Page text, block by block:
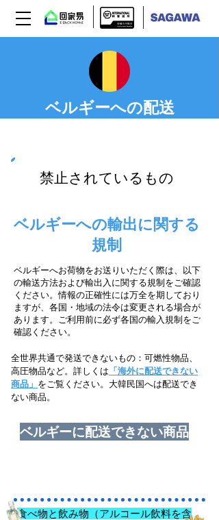
ベルギーへの配送
禁止されているもの
ベルギーへの輸出に関する
規制
ベルギーへお荷物をお送りいただく際は、以下
の輸送方法および輸出入に関する規制をご確認
ください。情報の正確性には万全を期しており
ますが、各国・地域の法令は変更される場合が
あります。ご利用前に必ず各国の輸入規制をご
確認ください。
全世界共通で発送できないもの：可燃性物品、
高圧物品など。詳しくは 「海外に配送できない
商品」 をご覧ください。大韓民国へは配送でき
ない商品。
ベルギーに配送できない商品
食べ物と飲み物（アルコール飲料を含